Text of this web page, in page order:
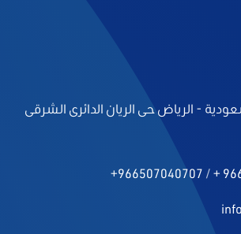
- الرياض حى الريان الدائرى الشرقى
+
/
+966507040707